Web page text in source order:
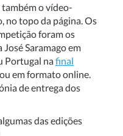
também o vídeo-
no topo da página. Os
foram os
José Saramago em
Portugal na final
em formato online.
de entrega dos
das edições